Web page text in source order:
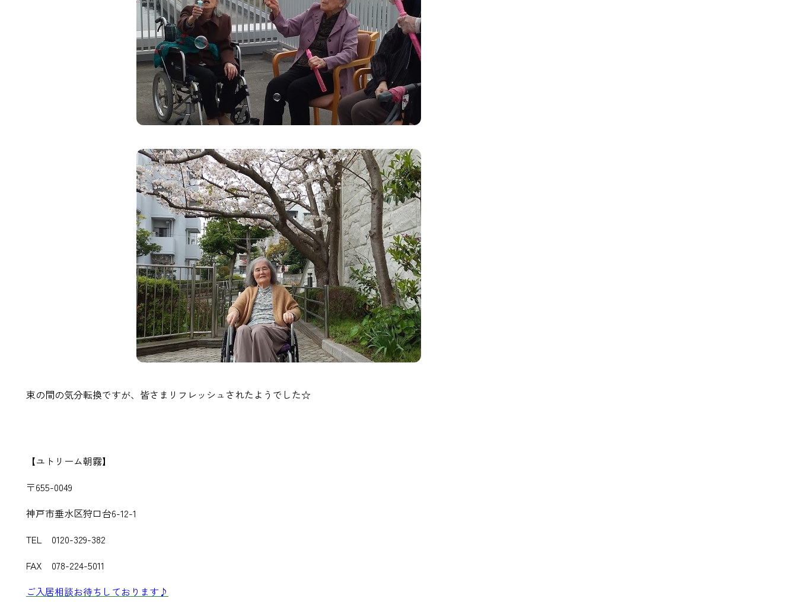
束の間の気分転換ですが、皆さまリフレッシュされたようでした☆
【ユトリーム朝霧】
〒655-0049
神戸市垂水区狩口台6-12-1
TEL 0120-329-382
FAX 078-224-5011
ご入居相談お待ちしております♪